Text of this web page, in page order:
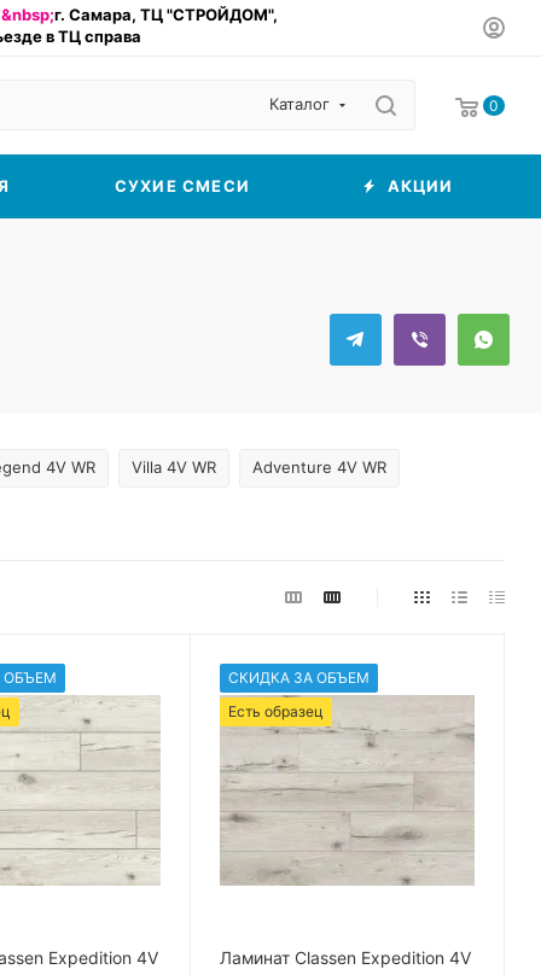
г. Самара, ТЦ "СТРОЙДОМ",
в ТЦ справа
Каталог 0
СУХИЕ СМЕСИ АКЦИИ
4V WR Villa 4V WR Adventure 4V WR
ОБЪЕМ
Expedition 4V
СКИДКА ЗА ОБЪЕМ
Есть образец
Ламинат Classen Expedition 4V